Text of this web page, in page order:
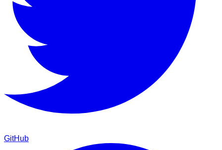
GitHub